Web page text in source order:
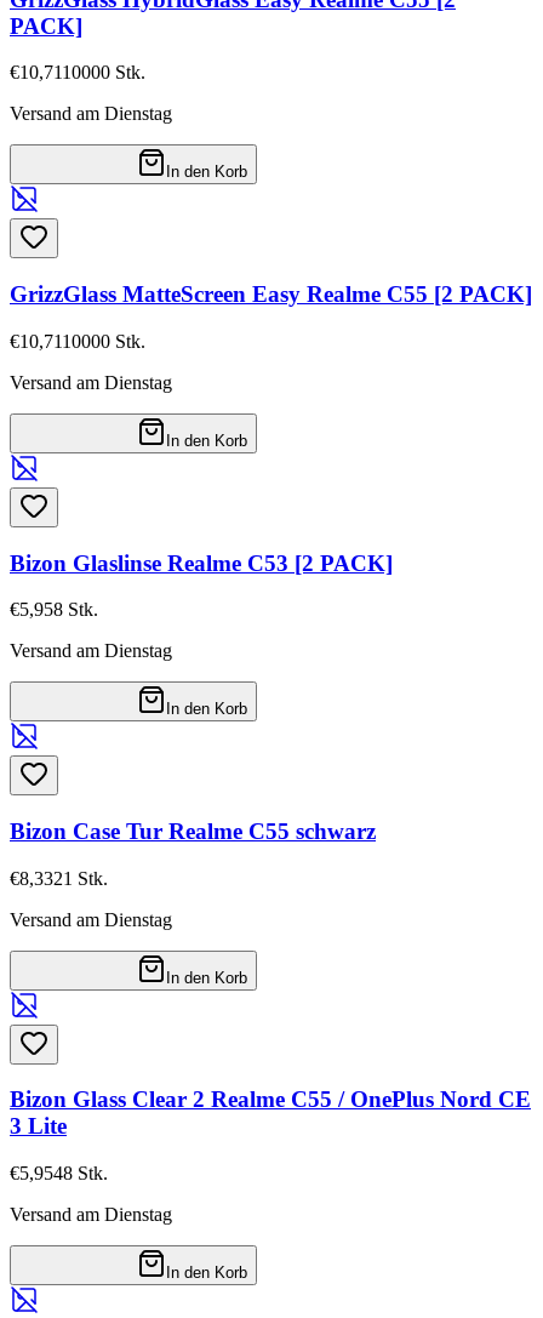
PACK]
€10,7110000 Stk.
Versand am Dienstag
In den Korb
GrizzGlass MatteScreen Easy Realme C55 [2 PACK]
€10,7110000 Stk.
Versand am Dienstag
In den Korb
Bizon Glaslinse Realme C53 [2 PACK]
€5,958 Stk.
Versand am Dienstag
In den Korb
Bizon Case Tur Realme C55 schwarz
€8,3321 Stk.
Versand am Dienstag
In den Korb
Bizon Glass Clear 2 Realme C55 / OnePlus Nord CE
3 Lite
€5,9548 Stk.
Versand am Dienstag
In den Korb